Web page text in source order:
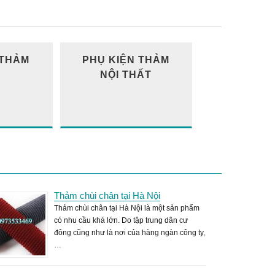
PHỤ KIỆN THẢM
NỘI THẤT
Thảm chùi chân tại Hà Nội
Thảm chùi chân tại Hà Nội là một sản phẩm
có nhu cầu khá lớn. Do tập trung dân cư
đông cũng như là nơi của hàng ngàn công ty,
…